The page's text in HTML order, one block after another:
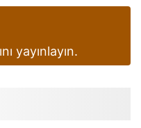
yayınlayın.